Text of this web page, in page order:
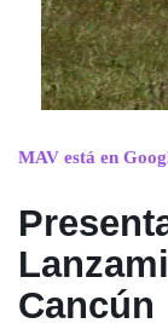
MAV está en
Cancún